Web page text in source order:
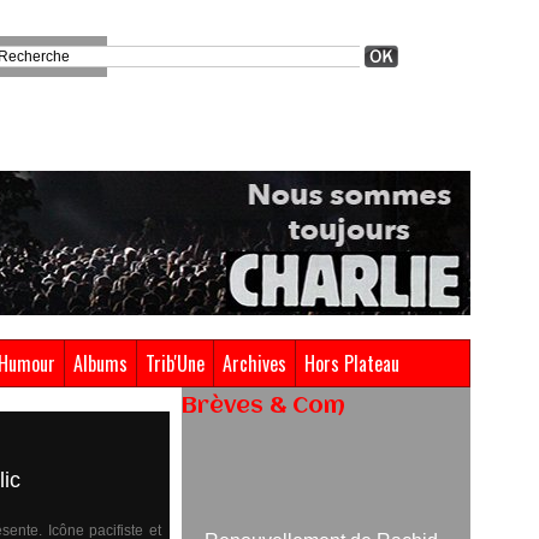
Humour Albums Trib'Une Archives Hors Plateau
Icône pacifiste et
Brèves & Com